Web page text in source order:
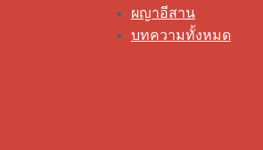
ผญาอีสาน
บทความทั้งหมด